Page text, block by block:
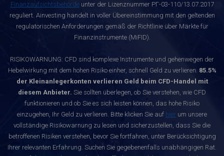
Finanzaufsichtsbehördeunter der Lizenznummer РГ-03-110/13.07.2017
reguliert. Ainvesting handelt in voller Übereinstimmung mit den geltenden
regulatorischen Anforderungen gemäß der Richtlinie über Märkte für
Finanzinstrumente (MiFID).
RISIKOWARNUNG: CFD sind komplexe Instrumente und gehenwegen der
Hebelwirkung mit dem hohen Risiko einher, schnell Geld zu verlieren. 85.5%
der Kleinanlegerkonten verlieren Geld beim CFD-Handel mit
diesem Anbieter. Sie sollten überlegen, ob Sie verstehen, wie CFD
funktionieren und ob Sie es sich leisten können, das hohe Risiko
einzugehen, Ihr Geld zu verlieren. Bitte klicken Sie auf hier um unsere
vollständige Risikowarnung zu lesen und sicherzustellen, dass Sie die
betroffenen Risiken verstehen, bevor Sie fortfahren, unter Berücksichtigung
Ihrer relevanten Erfahrung. Suchen Sie gegebenenfalls unabhängigen Rat.